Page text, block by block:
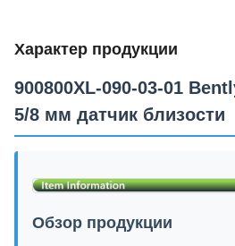
Характер продукции
900800XL-090-03-01
5/8 мм датчик близости
Обзор продукции